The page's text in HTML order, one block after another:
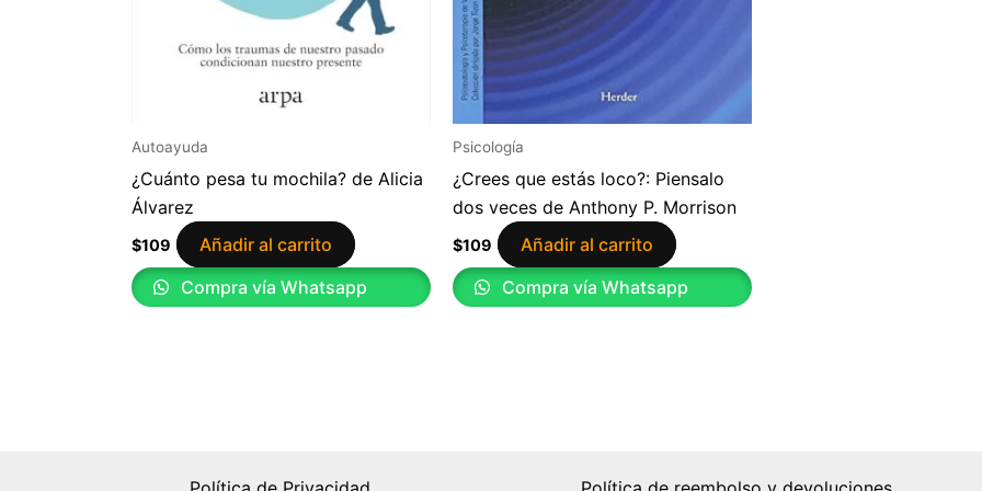
Autoayuda
¿Cuánto pesa tu mochila? de Alicia
Álvarez
$109
Añadir al carrito
Compra vía Whatsapp
Psicología
¿Crees que estás loco?: Piensalo
dos veces de Anthony P. Morrison
$109
Añadir al carrito
Compra vía Whatsapp